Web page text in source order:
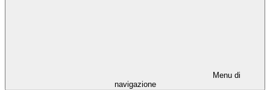
Menu di
navigazione